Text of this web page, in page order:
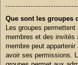
Que sont les groupes
Les groupes
membres et des invités
membre peut
avoir ses permissions.